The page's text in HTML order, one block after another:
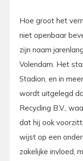
Hoe groot het
niet openbaar
zijn naam
Volendam. Het
Stadion, en in
wordt uitgelegd
Recycling B.V.,
dat hij ook
wijst op een
zakelijke invloed,